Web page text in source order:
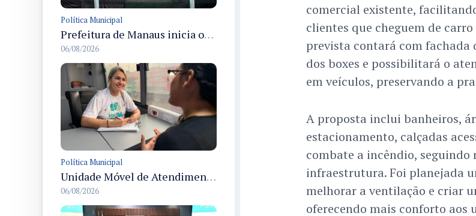
Política Municipal
Prefeitura de Manaus inicia obras para criar a primeira Rua Gastronômica de Manaus na Ferreira Pena
06/08/2026
Política Municipal
Unidade Móvel de Atendimento à Mulher leva serviços a condomínio em Manaus durante Agosto Lilás
06/08/2026
comercial existente,
clientes que cheguem de
prevista contará com
dos boxes e possibilitará o
em veículos, preservando a
A proposta inclui banheiros,
estacionamento, calçadas
combate a incêndio, seguindo
infraestrutura. Foi planejada
melhorar a ventilação e criar
oferecendo mais conforto aos